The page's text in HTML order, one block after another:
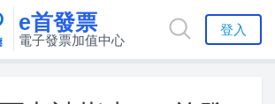
e首發票
電子發票加值中心
登入